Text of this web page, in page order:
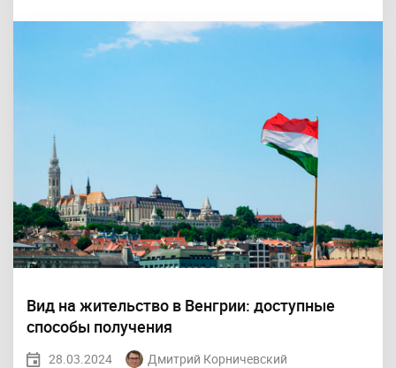
Вид на жительство в Венгрии: доступные
способы получения
28.03.2024 Дмитрий Корничевский